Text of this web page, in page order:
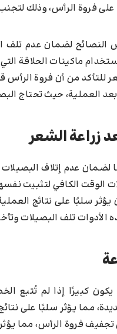
الرأس، وذلك لتجنب
لضمان عدم تلف
ماكينات الحلاقة
للتأكد من أن فروة
العملية، حيث تحتاج
زراعة الشعر
الوقت الكافي
سلبًا على نتائج
تلف البصيلات
يكون كبيرًا إذا لم تُتبع
مما يؤثر سلبًا على
تجفيف فروة الرأس، مما